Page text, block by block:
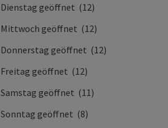
Dienstag geöffnet (12)
Mittwoch geöffnet (12)
Donnerstag geöffnet (12)
Freitag geöffnet (12)
Samstag geöffnet (11)
Sonntag geöffnet (8)